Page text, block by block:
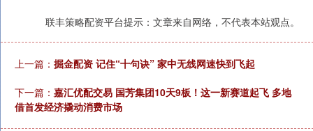
联丰策略配资平台提示：文章来自网络，不代表本站观点。
上一篇： 掘金配资 记住“十句诀” 家中无线网速快到飞起
下一篇： 嘉汇优配交易 国芳集团10天9板！这一新赛道起飞 多地
借首发经济撬动消费市场